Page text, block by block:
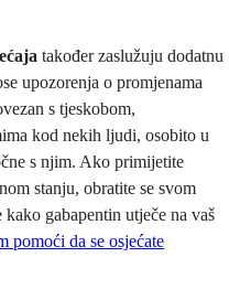
također zaslužuju dodatnu
upozorenja o promjenama
s tjeskobom,
kod nekih ljudi, osobito u
s njim. Ako primijetite
stanju, obratite se svom
gabapentin utječe na vaš
pomoći da se osjećate